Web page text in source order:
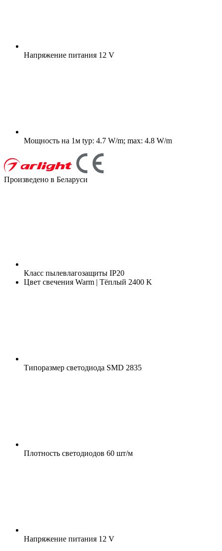
Напряжение питания 12 V
Мощность на 1м typ: 4.7 W/m; max: 4.8 W/m
Произведено в Беларуси
Класс пылевлагозащиты IP20
Цвет свечения Warm | Тёплый 2400 K
Типоразмер светодиода SMD 2835
Плотность светодиодов 60 шт/м
Напряжение питания 12 V